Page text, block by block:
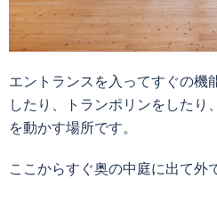
エントランスを入ってすぐの機
したり、トランポリンをしたり
を動かす場所です。
ここからすぐ奥の中庭に出て外